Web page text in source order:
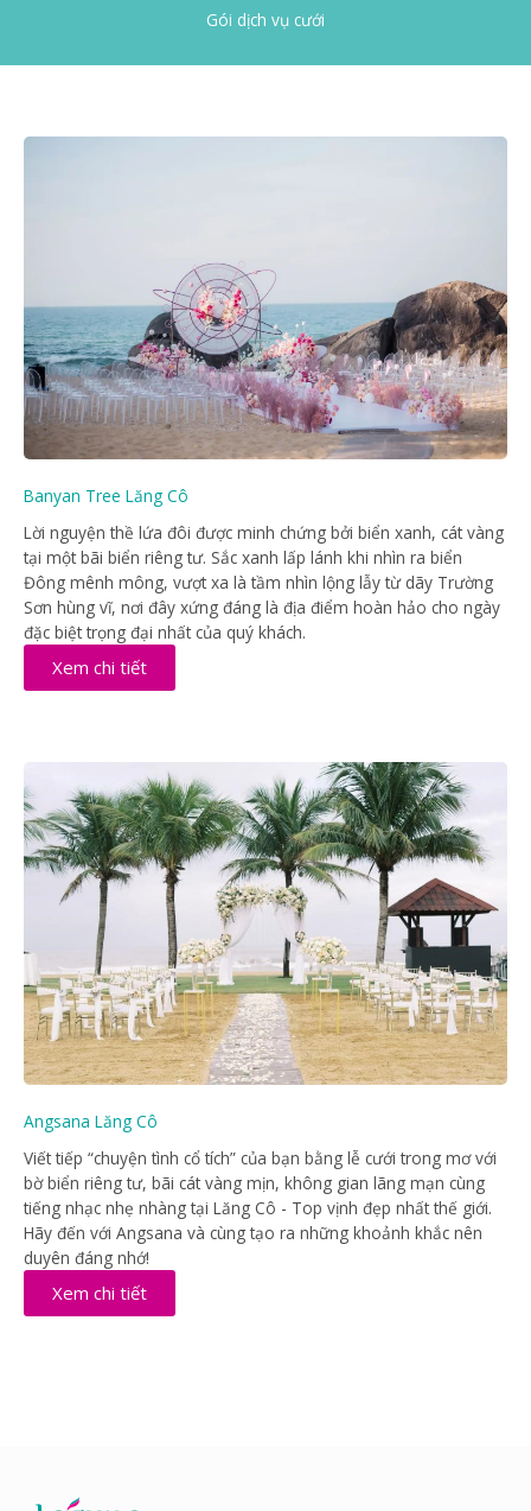
Gói dịch vụ cưới
Banyan Tree Lăng Cô
Lời nguyện thề lứa đôi được minh chứng bởi biển xanh, cát vàng
tại một bãi biển riêng tư. Sắc xanh lấp lánh khi nhìn ra biển
Đông mênh mông, vượt xa là tầm nhìn lộng lẫy từ dãy Trường
Sơn hùng vĩ, nơi đây xứng đáng là địa điểm hoàn hảo cho ngày
đặc biệt trọng đại nhất của quý khách.
Xem chi tiết
Angsana Lăng Cô
Viết tiếp “chuyện tình cổ tích” của bạn bằng lễ cưới trong mơ với
bờ biển riêng tư, bãi cát vàng mịn, không gian lãng mạn cùng
tiếng nhạc nhẹ nhàng tại Lăng Cô - Top vịnh đẹp nhất thế giới.
Hãy đến với Angsana và cùng tạo ra những khoảnh khắc nên
duyên đáng nhớ!
Xem chi tiết